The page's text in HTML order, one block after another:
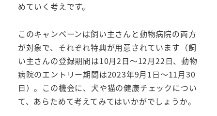
めていく考えです。
このキャンペーンは飼い主さんと動物病院の両方
が対象で、それぞれ特典が用意されています（飼
い主さんの登録期間は10月2日～12月22日、動物
病院のエントリー期間は2023年9月1日～11月30
日）。この機会に、犬や猫の健康チェックについ
て、あらためて考えてみてはいかがでしょうか。